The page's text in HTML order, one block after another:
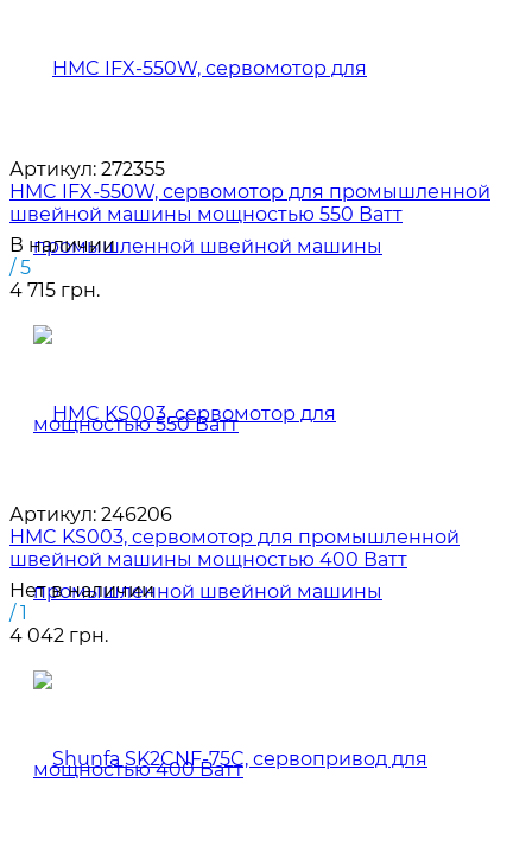
Артикул: 272355
HMC IFX-550W, сервомотор для промышленной
швейной машины мощностью 550 Ватт
В наличии
/ 5
4 715 грн.
Артикул: 246206
HMC KS003, сервомотор для промышленной
швейной машины мощностью 400 Ватт
Нет в наличии
/ 1
4 042 грн.